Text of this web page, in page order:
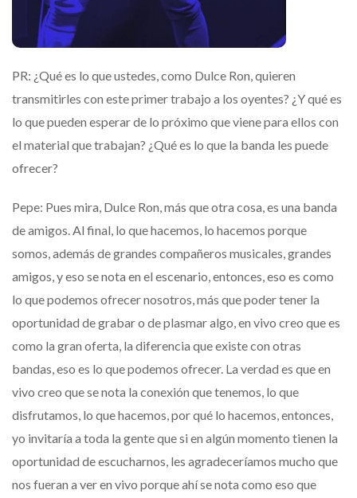
PR: ¿Qué es lo que ustedes, como Dulce Ron, quieren
transmitirles con este primer trabajo a los oyentes? ¿Y qué es
lo que pueden esperar de lo próximo que viene para ellos con
el material que trabajan? ¿Qué es lo que la banda les puede
ofrecer?
Pepe: Pues mira, Dulce Ron, más que otra cosa, es una banda
de amigos. Al final, lo que hacemos, lo hacemos porque
somos, además de grandes compañeros musicales, grandes
amigos, y eso se nota en el escenario, entonces, eso es como
lo que podemos ofrecer nosotros, más que poder tener la
oportunidad de grabar o de plasmar algo, en vivo creo que es
como la gran oferta, la diferencia que existe con otras
bandas, eso es lo que podemos ofrecer. La verdad es que en
vivo creo que se nota la conexión que tenemos, lo que
disfrutamos, lo que hacemos, por qué lo hacemos, entonces,
yo invitaría a toda la gente que si en algún momento tienen la
oportunidad de escucharnos, les agradeceríamos mucho que
nos fueran a ver en vivo porque ahí se nota como eso que